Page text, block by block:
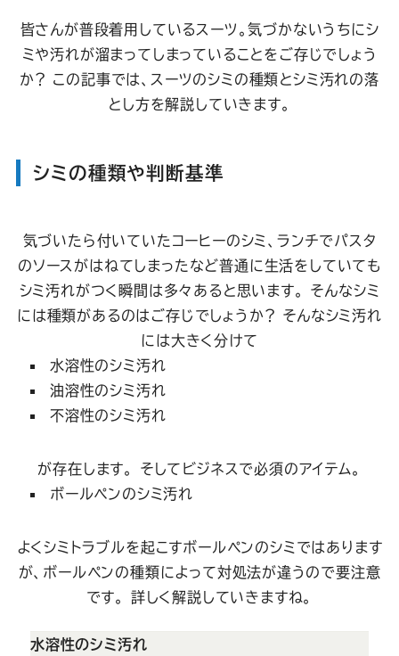
皆さんが普段着用しているスーツ。気づかないうちにシ
ミや汚れが溜まってしまっていることをご存じでしょう
か？ この記事では、スーツのシミの種類とシミ汚れの落
とし方を解説していきます。
シミの種類や判断基準
気づいたら付いていたコーヒーのシミ、ランチでパスタ
のソースがはねてしまったなど普通に生活をしていても
シミ汚れがつく瞬間は多々あると思います。 そんなシミ
には種類があるのはご存じでしょうか？ そんなシミ汚れ
には大きく分けて
水溶性のシミ汚れ
油溶性のシミ汚れ
不溶性のシミ汚れ
が存在します。 そしてビジネスで必須のアイテム。
ボールペンのシミ汚れ
よくシミトラブルを起こすボールペンのシミではあります
が、ボールペンの種類によって対処法が違うので要注意
です。 詳しく解説していきますね。
水溶性のシミ汚れ